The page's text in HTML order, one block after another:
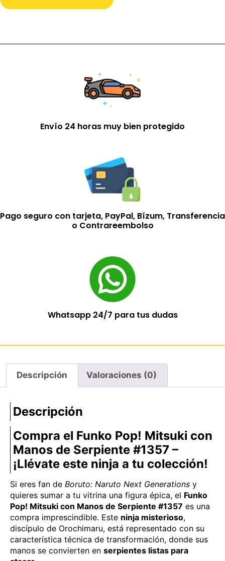
Envío 24 horas muy bien protegido
Pago seguro con tarjeta, PayPal, Bízum, Transferencia
o Contrareembolso
Whatsapp 24/7 para tus dudas
Descripción Valoraciones (0)
Descripción
Compra el Funko Pop! Mitsuki con
Manos de Serpiente #1357 –
¡Llévate este ninja a tu colección!
Si eres fan de Boruto: Naruto Next Generations y
quieres sumar a tu vitrina una figura épica, el Funko
Pop! Mitsuki con Manos de Serpiente #1357 es una
compra imprescindible. Este ninja misterioso,
discípulo de Orochimaru, está representado con su
característica técnica de transformación, donde sus
manos se convierten en serpientes listas para